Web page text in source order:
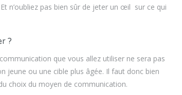
n’oubliez pas bien sûr de jeter un œil sur ce qui
?
que vous allez utiliser ne sera pas
jeune ou une cible plus âgée. Il faut donc bien
choix du moyen de communication.